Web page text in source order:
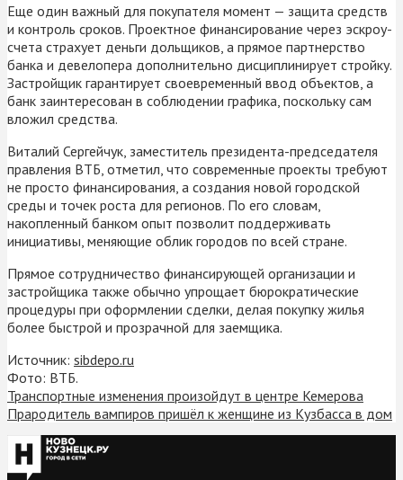
Еще один важный для покупателя момент — защита средств
и контроль сроков. Проектное финансирование через эскроу-
счета страхует деньги дольщиков, а прямое партнерство
банка и девелопера дополнительно дисциплинирует стройку.
Застройщик гарантирует своевременный ввод объектов, а
банк заинтересован в соблюдении графика, поскольку сам
вложил средства.
Виталий Сергейчук, заместитель президента-председателя
правления ВТБ, отметил, что современные проекты требуют
не просто финансирования, а создания новой городской
среды и точек роста для регионов. По его словам,
накопленный банком опыт позволит поддерживать
инициативы, меняющие облик городов по всей стране.
Прямое сотрудничество финансирующей организации и
застройщика также обычно упрощает бюрократические
процедуры при оформлении сделки, делая покупку жилья
более быстрой и прозрачной для заемщика.
Источник: sibdepo.ru
Фото: ВТБ.
Транспортные изменения произойдут в центре Кемерова
Прародитель вампиров пришёл к женщине из Кузбасса в дом